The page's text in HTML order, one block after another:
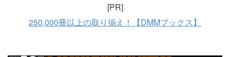
[PR]
250,000冊以上の取り揃え！【DMMブックス】